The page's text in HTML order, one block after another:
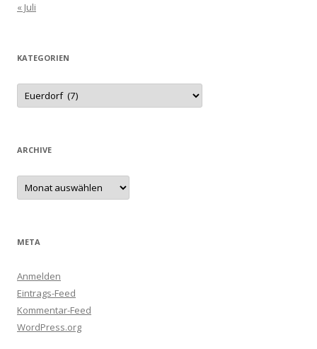
« Juli
KATEGORIEN
Kategorien
ARCHIVE
Archive
META
Anmelden
Eintrags-Feed
Kommentar-Feed
WordPress.org